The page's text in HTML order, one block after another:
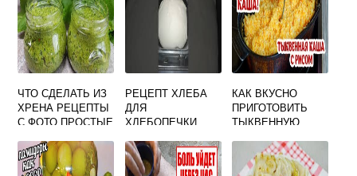
ЧТО СДЕЛАТЬ ИЗ
ХРЕНА РЕЦЕПТЫ
С ФОТО ПРОСТЫЕ
РЕЦЕПТ ХЛЕБА
ДЛЯ
ХЛЕБОПЕЧКИ
ГРАММ ОЧЕНЬ
ВКУСНОГО
КАК ВКУСНО
ПРИГОТОВИТЬ
ТЫКВЕННУЮ